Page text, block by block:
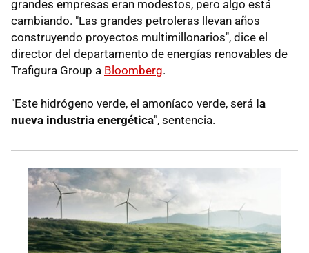
grandes empresas eran modestos, pero algo está
cambiando. "Las grandes petroleras llevan años
construyendo proyectos multimillonarios", dice el
director del departamento de energías renovables de
Trafigura Group a Bloomberg.
"Este hidrógeno verde, el amoníaco verde, será la
nueva industria energética", sentencia.